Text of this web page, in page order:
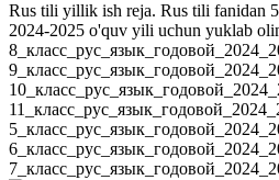
Rus tili yillik ish reja. Rus tili fanidan
2024-2025 o'quv yili uchun yuklab